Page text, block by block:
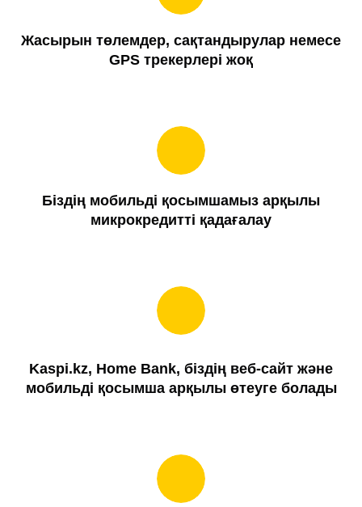
Жасырын төлемдер, сақтандырулар немесе
GPS трекерлері жоқ
Біздің мобильді қосымшамыз арқылы
микрокредитті қадағалау
Kaspi.kz, Home Bank, біздің веб-сайт және
мобильді қосымша арқылы өтеуге болады